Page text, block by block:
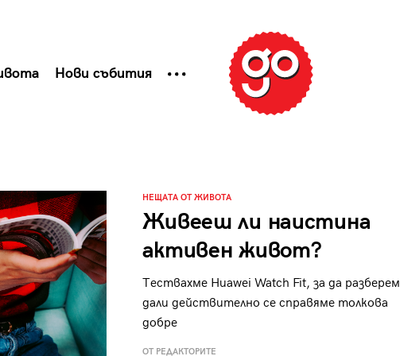
Нови събития
НЕЩАТА ОТ ЖИВОТА
Живееш ли наистина
активен живот?
Тествахме Huawei Watch Fit, за да разберем
дали действително се справяме толкова
добре
ОТ РЕДАКТОРИТЕ